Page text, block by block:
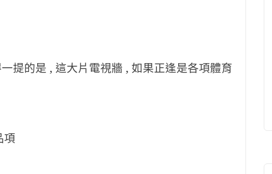
提的是 , 這大片電視牆 , 如果正逢是各項體育
項